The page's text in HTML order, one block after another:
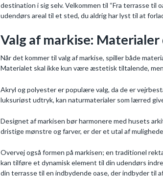
destination i sig selv. Velkommen til “Fra terrasse til
udendørs areal til et sted, du aldrig har lyst til at
Valg af markise: Materialer
Når det kommer til valg af markise, spiller både
Materialet skal ikke kun være æstetisk tiltalende,
Akryl og polyester er populære valg, da de er
luksuriøst udtryk, kan naturmaterialer som lærred
Designet af markisen bør harmonere med husets
dristige mønstre og farver, er der et utal af
Overvej også formen på markisen; en traditionel
kan tilføre et dynamisk element til din udendørs
din terrasse til en indbydende oase, der indbyder til